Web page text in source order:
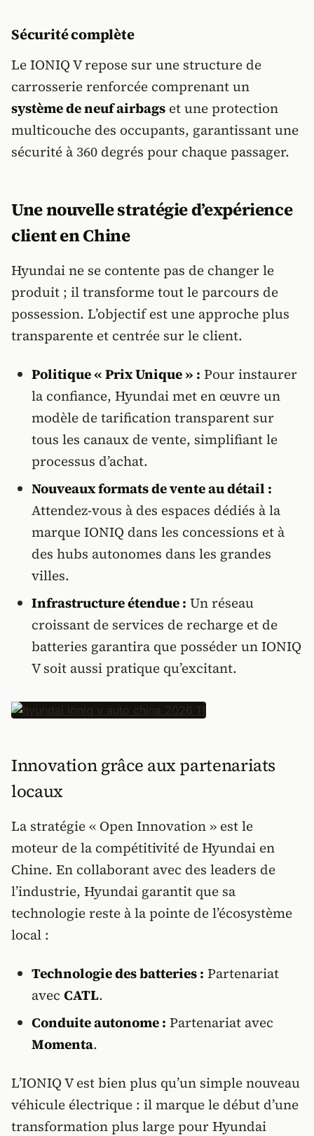
Sécurité complète
Le IONIQ V repose sur une structure de
carrosserie renforcée comprenant un
système de neuf airbags et une protection
multicouche des occupants, garantissant une
sécurité à 360 degrés pour chaque passager.
Une nouvelle stratégie d’expérience
client en Chine
Hyundai ne se contente pas de changer le
produit ; il transforme tout le parcours de
possession. L’objectif est une approche plus
transparente et centrée sur le client.
Politique « Prix Unique » : Pour instaurer
la confiance, Hyundai met en œuvre un
modèle de tarification transparent sur
tous les canaux de vente, simplifiant le
processus d’achat.
Nouveaux formats de vente au détail :
Attendez-vous à des espaces dédiés à la
marque IONIQ dans les concessions et à
des hubs autonomes dans les grandes
villes.
Infrastructure étendue : Un réseau
croissant de services de recharge et de
batteries garantira que posséder un IONIQ
V soit aussi pratique qu’excitant.
Innovation grâce aux partenariats
locaux
La stratégie « Open Innovation » est le
moteur de la compétitivité de Hyundai en
Chine. En collaborant avec des leaders de
l’industrie, Hyundai garantit que sa
technologie reste à la pointe de l’écosystème
local :
Technologie des batteries : Partenariat
avec CATL.
Conduite autonome : Partenariat avec
Momenta.
L’IONIQ V est bien plus qu’un simple nouveau
véhicule électrique : il marque le début d’une
transformation plus large pour Hyundai